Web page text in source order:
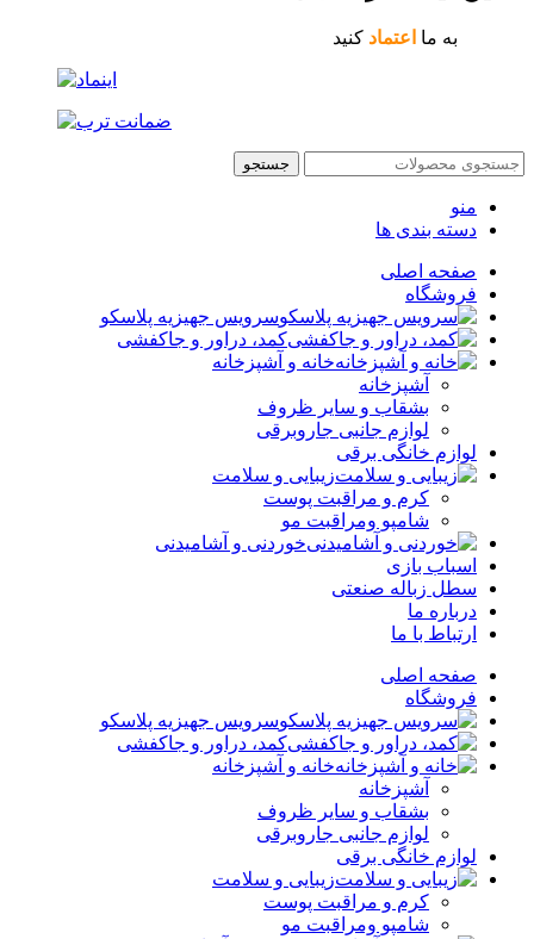
به ما اعتماد کنید
جستجو
منو
دسته بندی ها
صفحه اصلی
فروشگاه
سرویس جهیزیه پلاسکو
کمد، دراور و جاکفشی
خانه و آشپزخانه
آشپزخانه
بشقاب و سایر ظروف
لوازم جانبی جاروبرقی
لوازم خانگی برقی
زیبایی و سلامت
کرم و مراقبت پوست
شامپو ومراقبت مو
خوردنی و آشامیدنی
اسباب بازی
سطل زباله صنعتی
درباره ما
ارتباط با ما
صفحه اصلی
فروشگاه
سرویس جهیزیه پلاسکو
کمد، دراور و جاکفشی
خانه و آشپزخانه
آشپزخانه
بشقاب و سایر ظروف
لوازم جانبی جاروبرقی
لوازم خانگی برقی
زیبایی و سلامت
کرم و مراقبت پوست
شامپو ومراقبت مو